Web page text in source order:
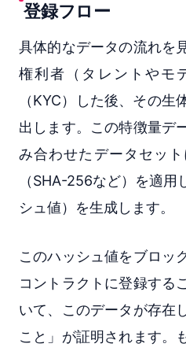
登録フロー
具体的なデータの流れを
権利者（タレントやモ
（KYC）した後、その
出します。この特徴量デ
み合わせたデータセッ
（SHA-256など）を適用
シュ値）を生成します。
このハッシュ値をブロッ
コントラクトに登録する
いて、このデータが存在
こと」が証明されます。